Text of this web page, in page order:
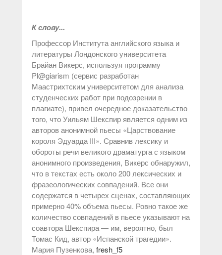
К слову...
Профессор Института английского языка и
литературы Лондонского университета
Брайан Викерс, используя программу
Pl@giarism (сервис разработан
Маастрихтским университетом для анализа
студенческих работ при подозрении в
плагиате), привел очередное доказательство
того, что Уильям Шекспир является одним из
авторов анонимной пьесы «Царствование
короля Эдуарда III». Сравнив лексику и
обороты речи великого драматурга с языком
анонимного произведения, Викерс обнаружил,
что в текстах есть около 200 лексических и
фразеологических совпадений. Все они
содержатся в четырех сценах, составляющих
примерно 40% объема пьесы. Ровно такое же
количество совпадений в пьесе указывают на
соавтора Шекспира — им, вероятно, был
Томас Кид, автор «Испанской трагедии».
Мария Пузенкова, fresh_f5